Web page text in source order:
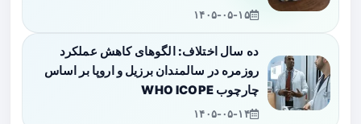
۱۴۰۵-۰۵-۱۵
ده سال اختلاف: الگوهای کاهش عملکرد
روزمره در سالمندان برزیل و اروپا بر اساس
چارچوب WHO ICOPE
۱۴۰۵-۰۵-۱۴